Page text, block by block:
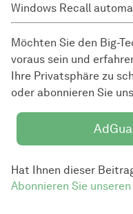
Windows Recall
Möchten Sie den Big-
voraus sein und
Ihre Privatsphäre zu
oder abonnieren Sie
Hat Ihnen dieser
Abonnieren Sie